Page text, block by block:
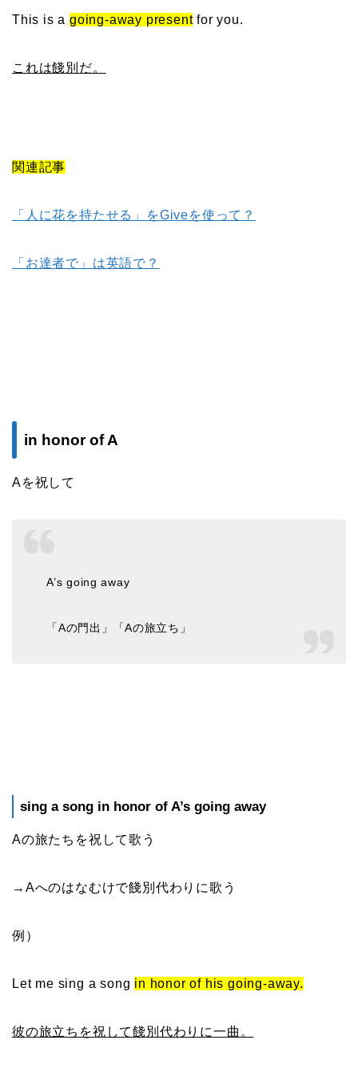
This is a going-away presentfor you.
これは餞別だ。
関連記事
「人に花を持たせる」をGiveを使って？
「お達者で」は英語で？
in honor of A
Aを祝して
A’s going away
「Aの門出」「Aの旅立ち」
sing a song in honor of A’s going away
Aの旅たちを祝して歌う
→Aへのはなむけで餞別代わりに歌う
例）
Let me sing a song in honor of his going-away.
彼の旅立ちを祝して餞別代わりに一曲。